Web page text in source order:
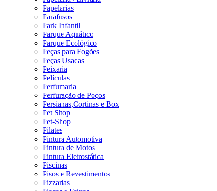
Papelarias
Parafusos
Park Infantil
Parque Aquático
Parque Ecológico
Peças para Fogões
Peças Usadas
Peixaria
Películas
Perfumaria
Perfuração de Poços
Persianas,Cortinas e Box
Pet Shop
Pet-Shop
Pilates
Pintura Automotiva
Pintura de Motos
Pintura Eletrostática
Piscinas
Pisos e Revestimentos
Pizzarias